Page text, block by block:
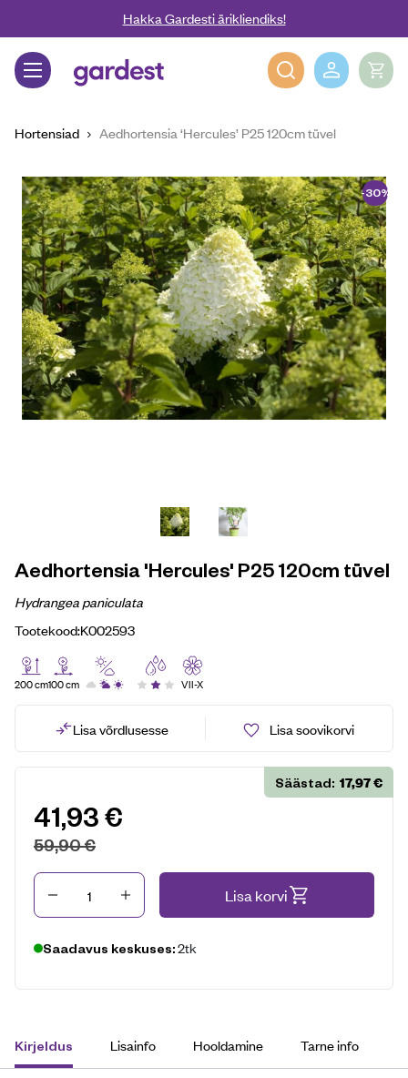
Liigu edasi põhisisu juurdeHakka Gardesti ärikliendiks!
Gardest
Hortensiad Aedhortensia ‘Hercules’ P25 120cm tüvel
-30%
Aedhortensia 'Hercules' P25 120cm tüvel
Hydrangea paniculata
Tootekood:K002593
200 cm100 cm VII-X
Lisa võrdlusesse Lisa soovikorvi
41,93€
59,90€
Säästad: 17,97€
Kogus Lisa korvi
Saadavus keskuses:2tk
Kirjeldus Lisainfo Hooldamine Tarne info